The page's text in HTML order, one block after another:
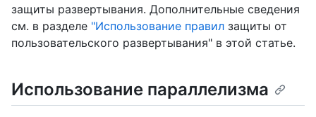
защиты развертывания. Дополнительные сведения
см. в разделе "Использование правил защиты от
пользовательского развертывания" в этой статье.
Использование параллелизма